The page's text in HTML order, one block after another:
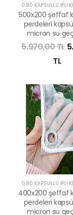
0.80 KAPSÜLLÜ İPLİ
500x200 şeffaf
perdeleri
micron su
5.970,00 TL
TL
0.80 KAPSÜLLÜ İPLİ
400x200 şeffaf
perdeleri
micron su